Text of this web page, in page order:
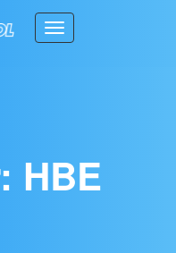
Toggle navigation
HBE